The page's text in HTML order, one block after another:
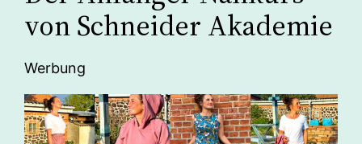
von Schneider Akademie
Werbung